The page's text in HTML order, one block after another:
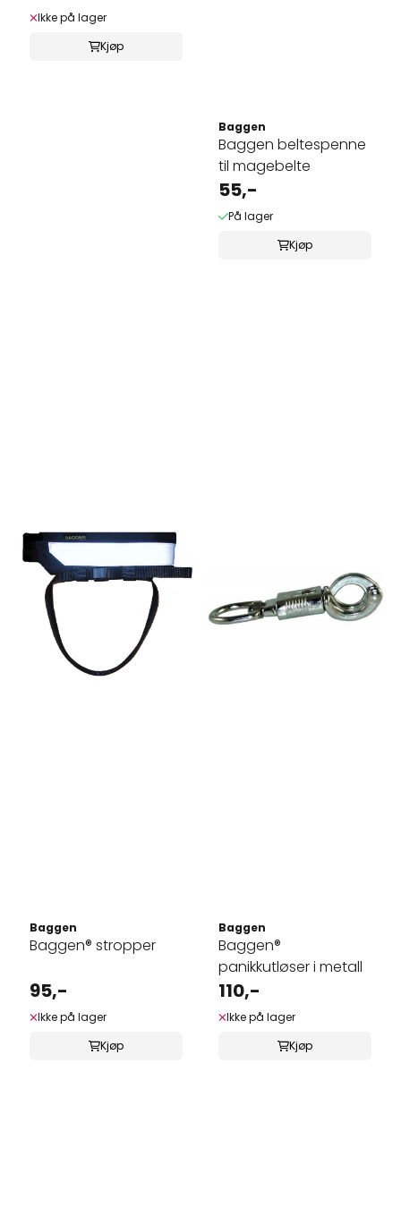
Ikke på lager
Kjøp
Baggen
Baggen beltespenne
til magebelte
55,-
På lager
Kjøp
Baggen
Baggen® stropper
95,-
Ikke på lager
Kjøp
Baggen
Baggen®
panikkutløser i metall
110,-
Ikke på lager
Kjøp